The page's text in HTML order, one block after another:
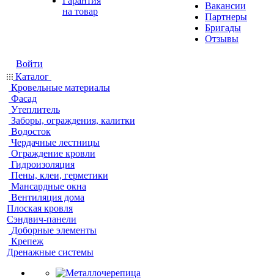
на товар
Вакансии
Партнеры
Бригады
Отзывы
Войти
Каталог
Кровельные материалы
Фасад
Утеплитель
Заборы, ограждения, калитки
Водосток
Чердачные лестницы
Ограждение кровли
Гидроизоляция
Пены, клеи, герметики
Мансардные окна
Вентиляция дома
Плоская кровля
Сэндвич-панели
Доборные элементы
Крепеж
Дренажные системы